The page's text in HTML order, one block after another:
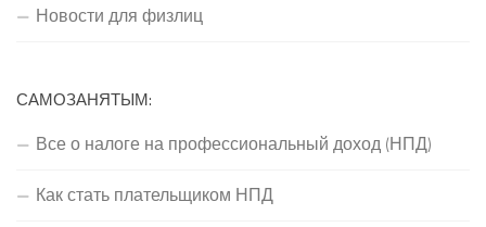
Новости для физлиц
САМОЗАНЯТЫМ:
Все о налоге на профессиональный доход (НПД)
Как стать плательщиком НПД